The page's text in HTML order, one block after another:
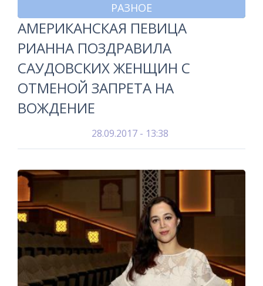
РАЗНОЕ
АМЕРИКАНСКАЯ ПЕВИЦА
РИАННА ПОЗДРАВИЛА
САУДОВСКИХ ЖЕНЩИН С
ОТМЕНОЙ ЗАПРЕТА НА
ВОЖДЕНИЕ
28.09.2017 - 13:38